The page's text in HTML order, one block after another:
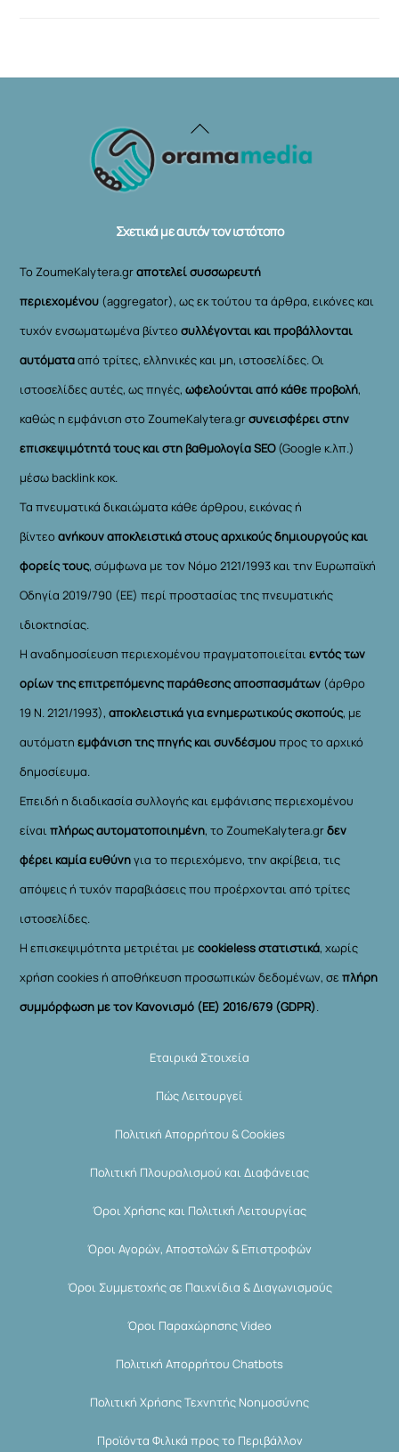
Back
To
Σχετικά με αυτόν τον ιστότοπο
Το ZoumeKalytera.grαποτελεί συσσωρευτή
περιεχομένου (aggregator), ως εκ τούτου τα άρθρα, εικόνες και
τυχόν ενσωματωμένα βίντεοσυλλέγονται και προβάλλονται
αυτόματααπό τρίτες, ελληνικές και μη, ιστοσελίδες. Οι
ιστοσελίδες αυτές, ως πηγές,ωφελούνται από κάθε προβολή,
καθώς η εμφάνιση στο ZoumeKalytera.grσυνεισφέρει στην
επισκεψιμότητά τους και στη βαθμολογία SEO(Google κ.λπ.)
μέσω backlink κοκ.
Τα πνευματικά δικαιώματα κάθε άρθρου, εικόνας ή
βίντεοανήκουν αποκλειστικά στους αρχικούς δημιουργούς και
φορείς τους, σύμφωνα με τον Νόμο 2121/1993 και την Ευρωπαϊκή
Οδηγία 2019/790 (ΕΕ) περί προστασίας της πνευματικής
ιδιοκτησίας.
Η αναδημοσίευση περιεχομένου πραγματοποιείταιεντός των
ορίων της επιτρεπόμενης παράθεσης αποσπασμάτων (άρθρο
19 Ν. 2121/1993), αποκλειστικά για ενημερωτικούς σκοπούς, με
αυτόματηεμφάνιση της πηγής και συνδέσμουπρος το αρχικό
δημοσίευμα.
Επειδή η διαδικασία συλλογής και εμφάνισης περιεχομένου
είναιπλήρως αυτοματοποιημένη, το ZoumeKalytera.grδεν
φέρει καμία ευθύνηγια το περιεχόμενο, την ακρίβεια, τις
απόψεις ή τυχόν παραβιάσεις που προέρχονται από τρίτες
ιστοσελίδες.
Η επισκεψιμότητα μετριέται μεcookieless στατιστικά, χωρίς
χρήση cookies ή αποθήκευση προσωπικών δεδομένων, σεπλήρη
συμμόρφωση με τον Κανονισμό (ΕΕ) 2016/679 (GDPR).
Εταιρικά Στοιχεία
Πώς Λειτουργεί
Πολιτική Απορρήτου & Cookies
Πολιτική Πλουραλισμού και Διαφάνειας
Όροι Χρήσης και Πολιτική Λειτουργίας
Όροι Αγορών, Αποστολών & Επιστροφών
Όροι Συμμετοχής σε Παιχνίδια & Διαγωνισμούς
Όροι Παραχώρησης Video
Πολιτική Απορρήτου Chatbots
Πολιτική Χρήσης Τεχνητής Νοημοσύνης
Προϊόντα Φιλικά προς το Περιβάλλον